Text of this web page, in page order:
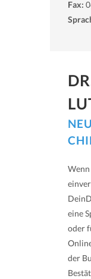
Fax:
Wenn
eine
oder
der